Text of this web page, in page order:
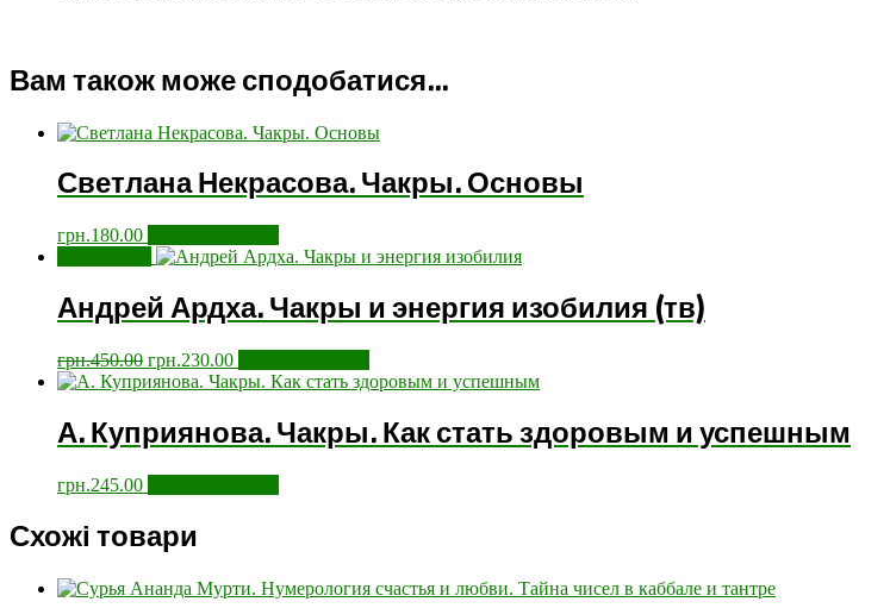
Вам також може сподобатися…
Светлана Некрасова. Чакры. Основы
грн.180.00
Андрей Ардха. Чакры и энергия изобилия (тв)
грн.450.00 грн.230.00
А. Куприянова. Чакры. Как стать здоровым и успешным
грн.245.00
Схожі товари